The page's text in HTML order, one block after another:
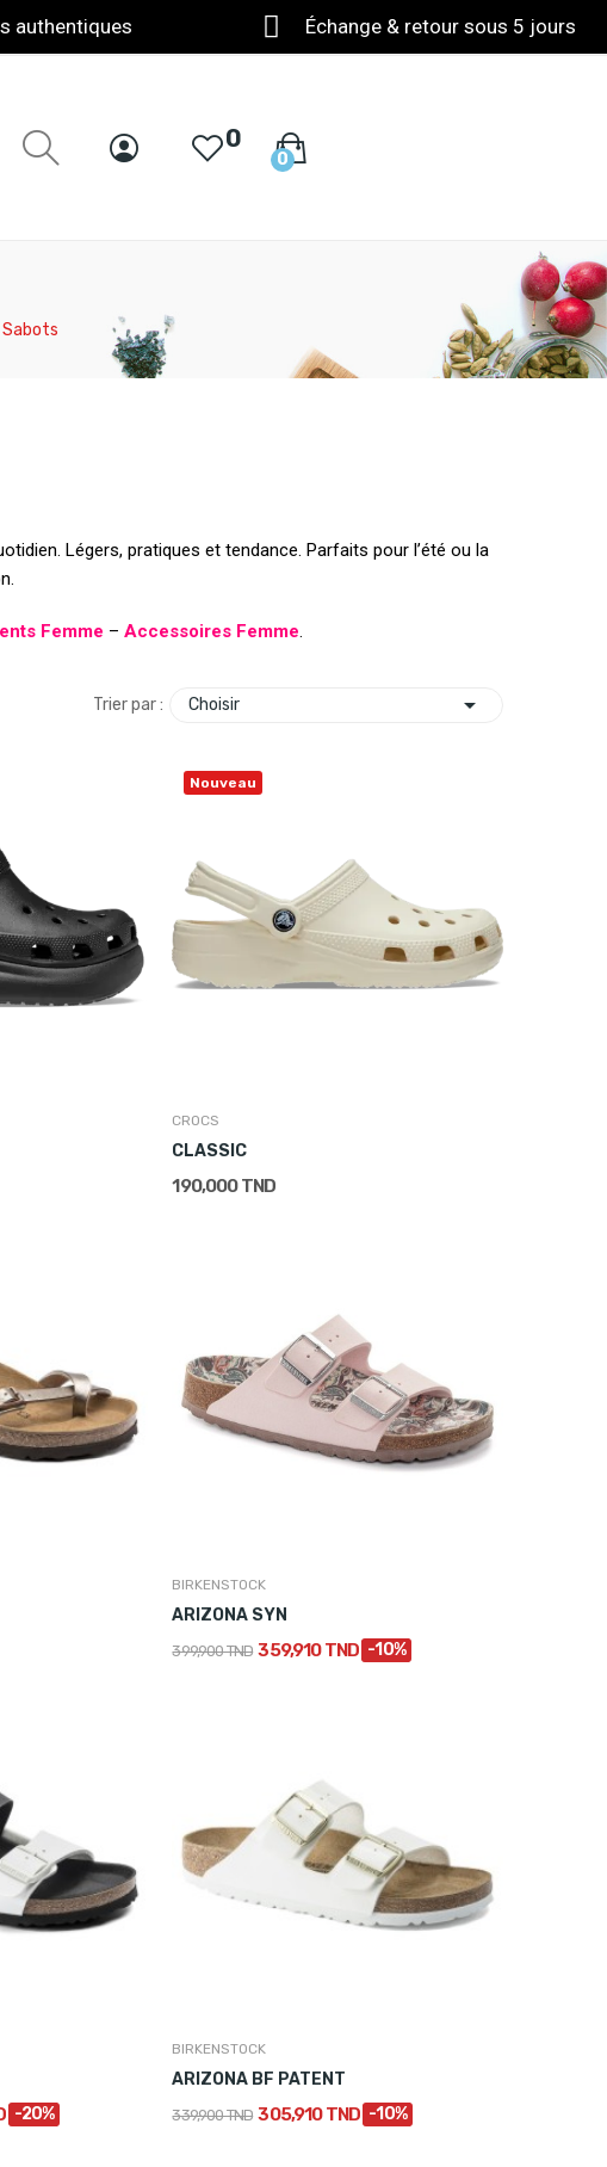
authentiques Échange & retour sous 5 jours
0
0
Sabots
Légers, pratiques et tendance. Parfaits pour l’été ou la
Femme –Accessoires Femme
Trier par : Choisir 
Nouveau
CROCS
CLASSIC
190,000 TND
BIRKENSTOCK
ARIZONA SYN
399,900 TND 359,910 TND -10%
-20%
BIRKENSTOCK
ARIZONA BF PATENT
339,900 TND 305,910 TND -10%